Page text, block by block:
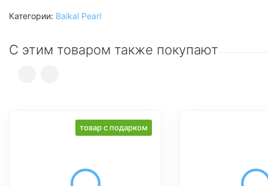
Категории: Baikal Pearl
С этим товаром также покупают
товар с подарком